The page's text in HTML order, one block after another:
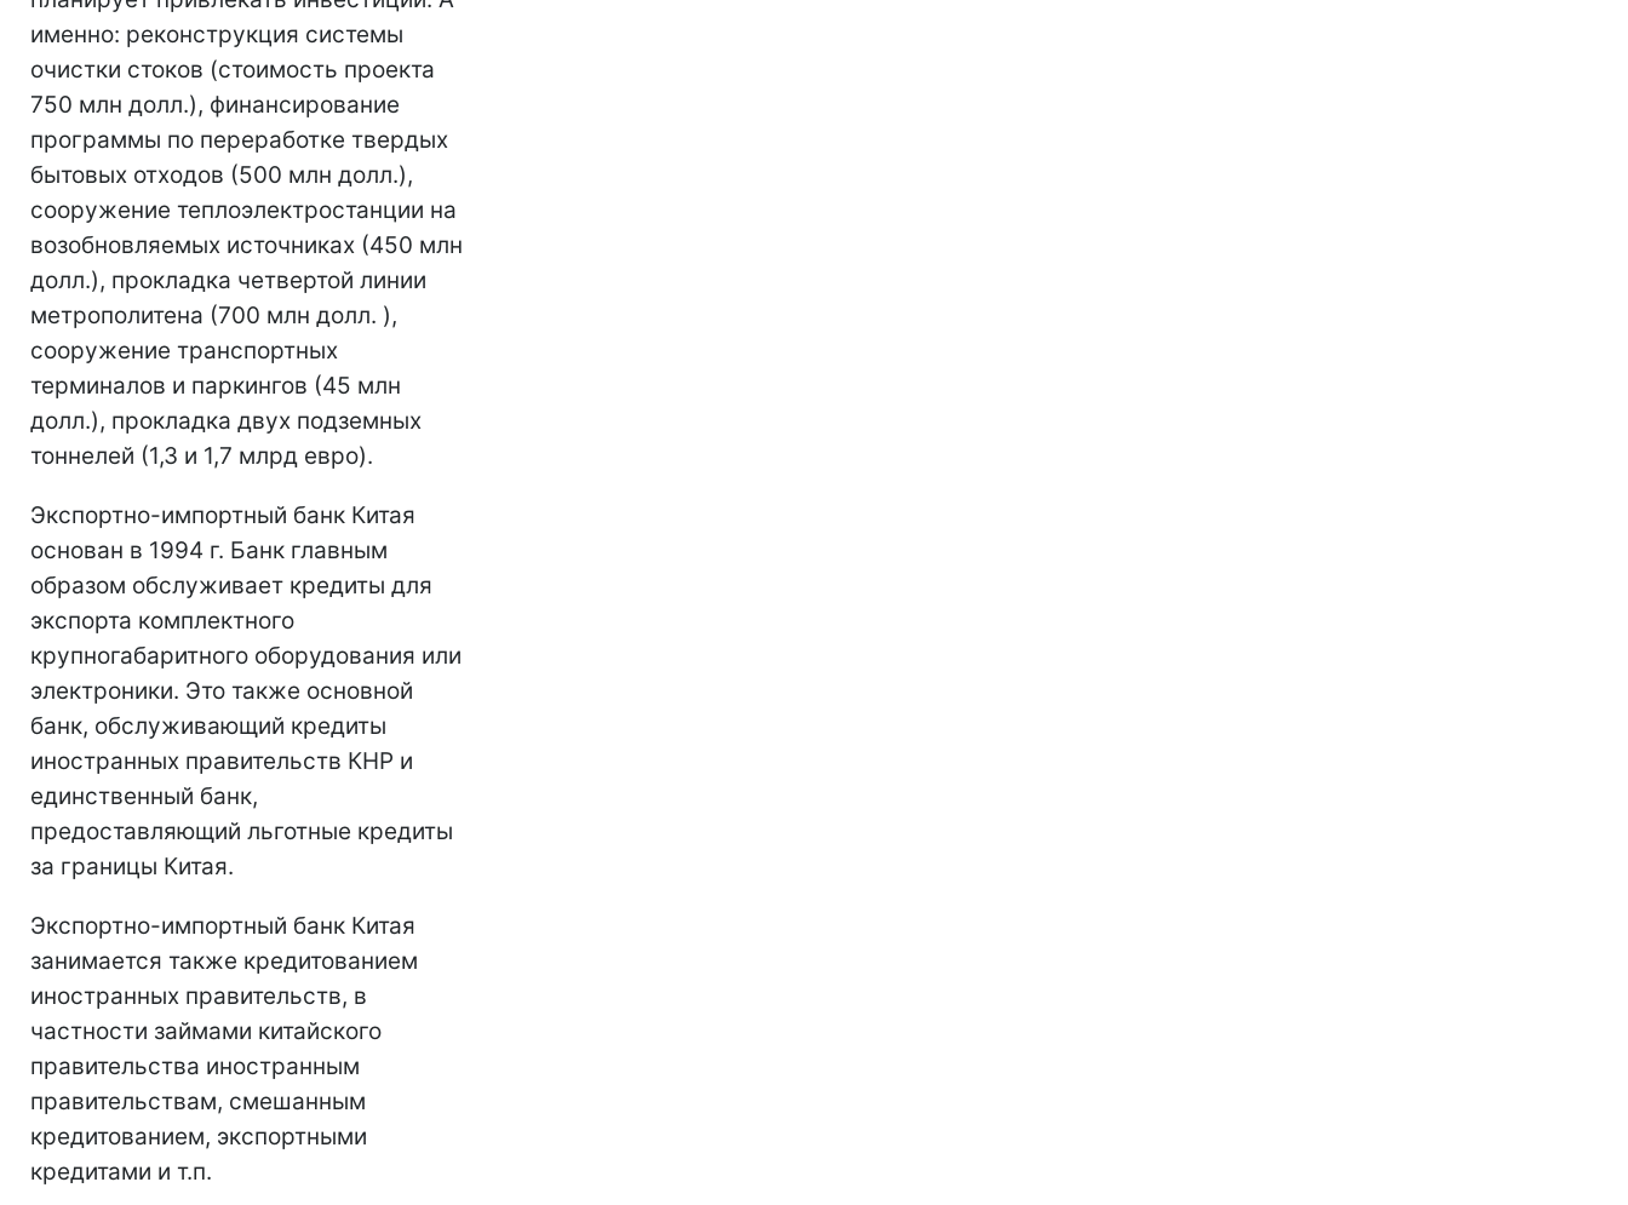
именно: реконструкция системы
очистки стоков (стоимость проекта
750 млн долл.), финансирование
программы по переработке твердых
бытовых отходов (500 млн долл.),
сооружение теплоэлектростанции на
возобновляемых источниках (450 млн
долл.), прокладка четвертой линии
метрополитена (700 млн долл. ),
сооружение транспортных
терминалов и паркингов (45 млн
долл.), прокладка двух подземных
тоннелей (1,3 и 1,7 млрд евро).
Экспортно-импортный банк Китая
основан в 1994 г. Банк главным
образом обслуживает кредиты для
экспорта комплектного
крупногабаритного оборудования или
электроники. Это также основной
банк, обслуживающий кредиты
иностранных правительств КНР и
единственный банк,
предоставляющий льготные кредиты
за границы Китая.
Экспортно-импортный банк Китая
занимается также кредитованием
иностранных правительств, в
частности займами китайского
правительства иностранным
правительствам, смешанным
кредитованием, экспортными
кредитами и т.п.